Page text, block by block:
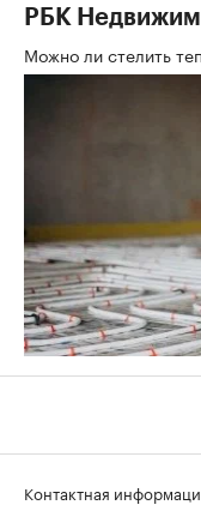
РБК
Можно ли стелить
Контактная